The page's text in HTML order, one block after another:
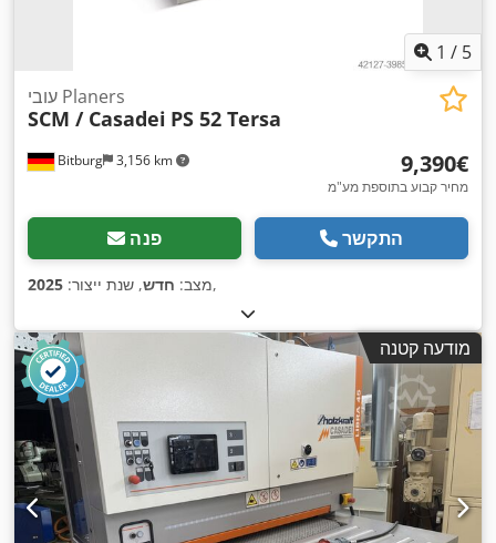
1 / 5
Bitburg 3,156 km
עובי Planers
SCM / Casadei PS 52 Tersa
‏9,390 ‏€
מחיר קבוע בתוספת מע"מ
פנה התקשר
מצב: חדש, שנת ייצור: 2025 ,
מודעה קטנה